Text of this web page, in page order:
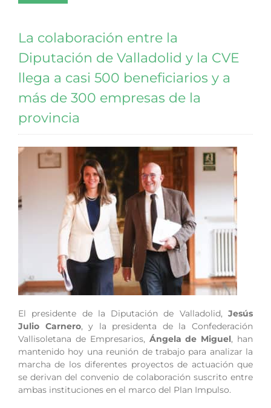
La colaboración entre la
Diputación de Valladolid y la CVE
llega a casi 500 beneficiarios y a
más de 300 empresas de la
provincia
El presidente de la Diputación de Valladolid, Jesús
Julio Carnero, y la presidenta de la Confederación
Vallisoletana de Empresarios, Ángela de Miguel, han
mantenido hoy una reunión de trabajo para analizar la
marcha de los diferentes proyectos de actuación que
se derivan del convenio de colaboración suscrito entre
ambas instituciones en el marco del Plan Impulso.